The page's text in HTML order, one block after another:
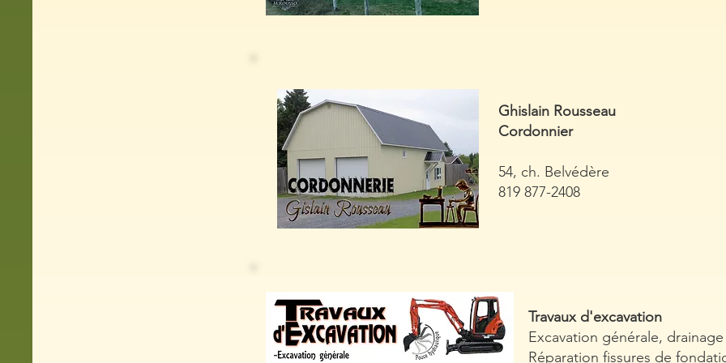
Ghislain Rousseau
Cordonnier
54, ch. Belvédère
819 877-2408
Travaux d'excavation
Excavation générale, drainage
Réparation fissures de